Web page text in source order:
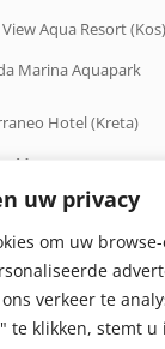
uw privacy
om uw
verkeer te
te klikken, stemt
Aqua Resort (Kos)
Marina Aquapark
Hotel (Kreta)
Mare
Hotel